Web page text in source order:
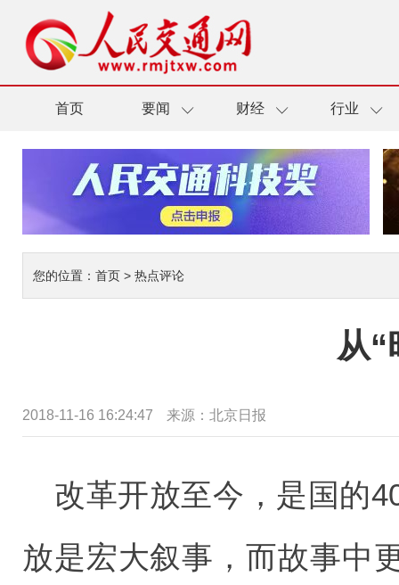
首页 要闻 财经 行业
您的位置： 首页 > 热点评论
从
2018-11-16 16:24:47 来源：北京日报
改革开放至今，是国的
放是宏大叙事，而故事中